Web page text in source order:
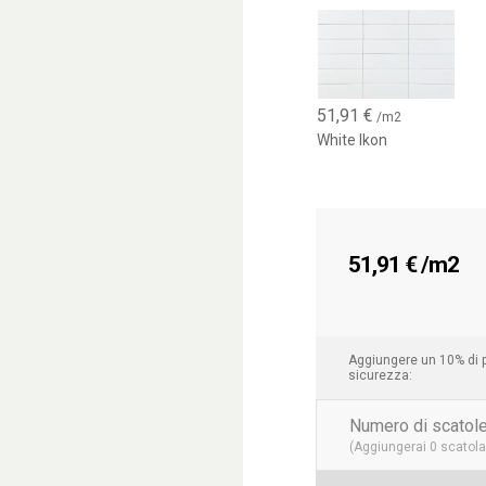
51,91€ /m2
White Ikon
51,91 €/m2
Aggiungere un 10% di
sicurezza:
Numero di
(Aggiungerai 0